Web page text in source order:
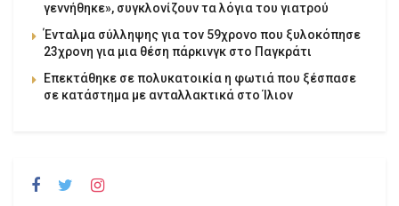
γεννήθηκε», συγκλονίζουν τα λόγια του γιατρού
Ένταλμα σύλληψης για τον 59χρονο που ξυλοκόπησε
23χρονη για μια θέση πάρκινγκ στο Παγκράτι
Επεκτάθηκε σε πολυκατοικία η φωτιά που ξέσπασε
σε κατάστημα με ανταλλακτικά στο Ίλιον